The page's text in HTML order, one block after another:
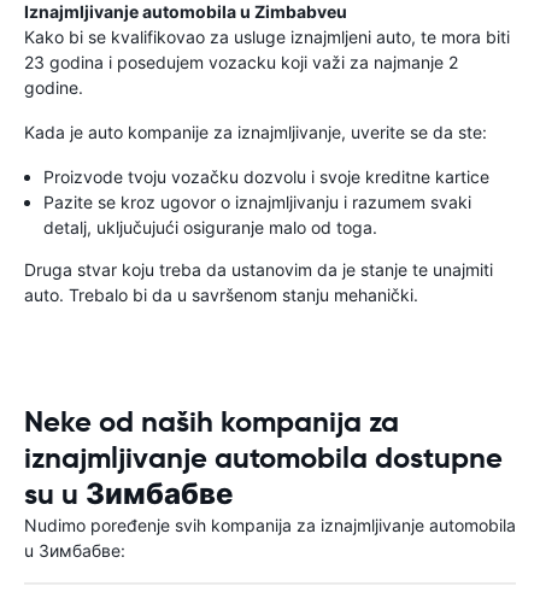
Iznajmljivanje automobila u Zimbabveu
Kako bi se kvalifikovao za usluge iznajmljeni auto, te mora biti
23 godina i posedujem vozacku koji važi za najmanje 2
godine.
Kada je auto kompanije za iznajmljivanje, uverite se da ste:
Proizvode tvoju vozačku dozvolu i svoje kreditne kartice
Pazite se kroz ugovor o iznajmljivanju i razumem svaki
detalj, uključujući osiguranje malo od toga.
Druga stvar koju treba da ustanovim da je stanje te unajmiti
auto. Trebalo bi da u savršenom stanju mehanički.
Neke od naših kompanija za
iznajmljivanje automobila dostupne
su u Зимбабве
Nudimo poređenje svih kompanija za iznajmljivanje automobila
u Зимбабве: